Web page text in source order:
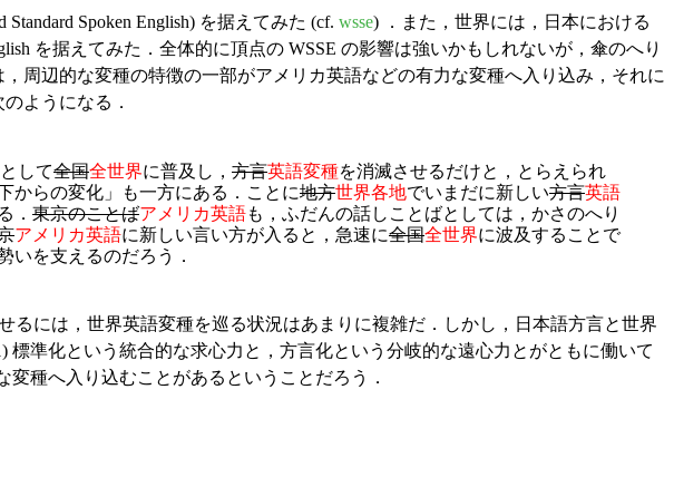
Standard Spoken English) を据えてみた (cf. wsse) ．また，世界には，日本における
を据えてみた．全体的に頂点の WSSE の影響は強いかもしれないが，傘のへり
周辺的な変種の特徴の一部がアメリカ英語などの有力な変種へ入り込み，それに
ようになる．
して全国全世界に普及し， 方言英語変種を消滅させるだけと，とらえられ
からの変化」も一方にある．ことに地方世界各地でいまだに新しい方言英語
． 東京のことばアメリカ英語も，ふだんの話しことばとしては，かさのへり
アメリカ英語に新しい言い方が入ると，急速に全国全世界に波及することで
いを支えるのだろう．
るには，世界英語変種を巡る状況はあまりに複雑だ．しかし，日本語方言と世界
準化という統合的な求心力と，方言化という分岐的な遠心力とがともに働いて
種へ入り込むことがあるということだろう．